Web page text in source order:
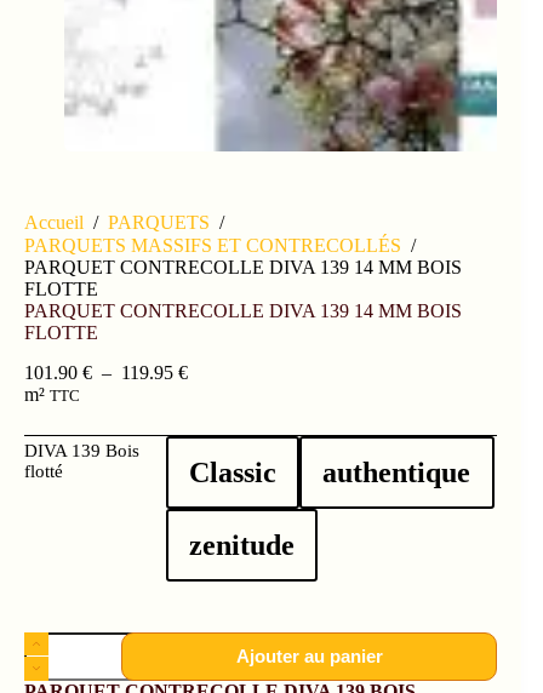
Accueil / PARQUETS /
PARQUETS MASSIFS ET CONTRECOLLÉS /
PARQUET CONTRECOLLE DIVA 139 14 MM BOIS
FLOTTE
PARQUET CONTRECOLLE DIVA 139 14 MM BOIS
FLOTTE
101.90 € – 119.95 €
m² TTC
DIVA 139 Bois
flotté
Classic authentique
zenitude
Ajouter au panier